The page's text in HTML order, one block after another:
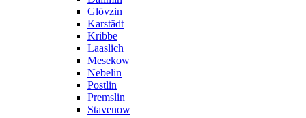
Glövzin
Karstädt
Kribbe
Laaslich
Mesekow
Nebelin
Postlin
Premslin
Stavenow